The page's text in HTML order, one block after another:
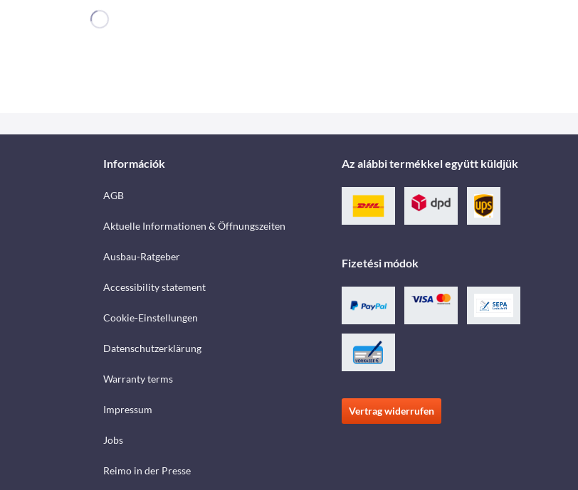
Információk
AGB
Aktuelle Informationen & Öffnungszeiten
Ausbau-Ratgeber
Accessibility statement
Cookie-Einstellungen
Datenschutzerklärung
Warranty terms
Impressum
Jobs
Reimo in der Presse
Az alábbi termékkel együtt küldjük
Fizetési módok
Vertrag widerrufen